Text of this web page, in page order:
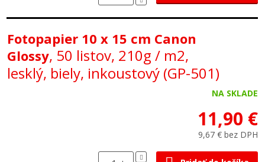
Fotopapier 10 x 15 cm Canon
Glossy, 50 listov, 210g / m2,
lesklý, biely, inkoustový (GP-501)
NA SKLADE
11,90 €
9,67 € bez DPH